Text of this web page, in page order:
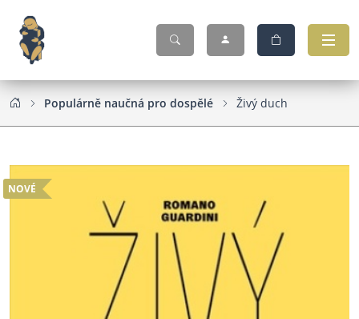
Populárně naučná pro dospělé Živý duch
NOVÉ